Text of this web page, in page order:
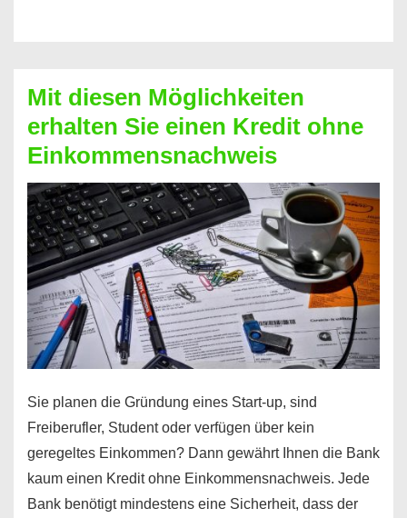
Mit diesen Möglichkeiten
erhalten Sie einen Kredit ohne
Einkommensnachweis
Sie planen die Gründung eines Start-up, sind
Freiberufler, Student oder verfügen über kein
geregeltes Einkommen? Dann gewährt Ihnen die Bank
kaum einen Kredit ohne Einkommensnachweis. Jede
Bank benötigt mindestens eine Sicherheit, dass der